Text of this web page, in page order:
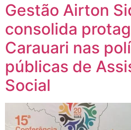
Gestão Airton
consolida
Carauari nas
públicas de
Social